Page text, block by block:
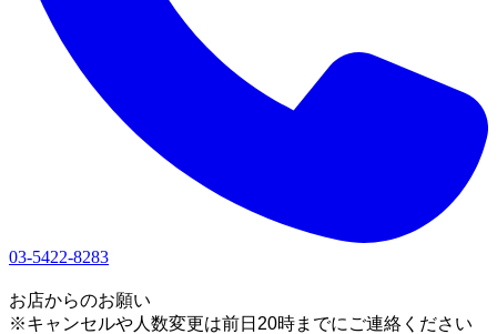
03-5422-8283
お店からのお願い
※キャンセルや人数変更は前日20時までにご連絡ください